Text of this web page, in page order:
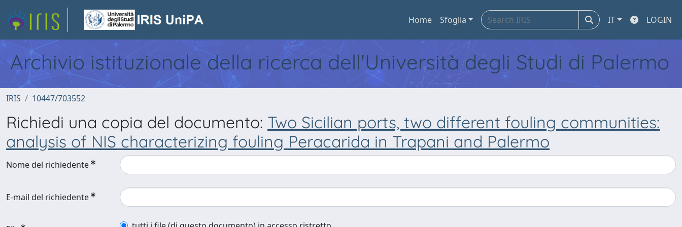
Home Sfoglia IT LOGIN
Archivio istituzionale della ricerca dell'Università degli Studi di Palermo
IRIS 10447/703552
Richiedi una copia del documento: Two Sicilian ports, two different fouling communities:
analysis of NIS characterizing fouling Peracarida in Trapani and Palermo
Nome del richiedente
E-mail del richiedente